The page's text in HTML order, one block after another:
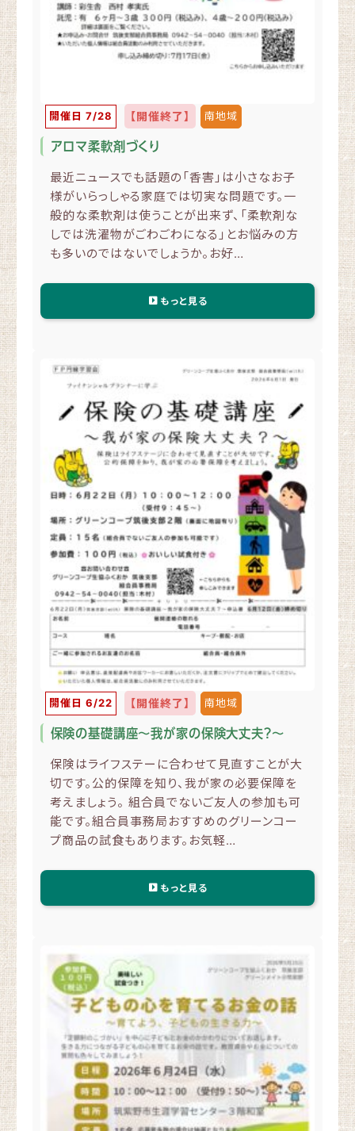
開催日 7/28 【開催終了】 南地域
アロマ柔軟剤づくり
最近ニュースでも話題の「香害」は小さなお子
様がいらっしゃる家庭では切実な問題です。一
般的な柔軟剤は使うことが出来ず、「柔軟剤な
しでは洗濯物がごわごわになる」とお悩みの方
も多いのではないでしょうか。お好…
もっと見る
開催日 6/22 【開催終了】 南地域
保険の基礎講座～我が家の保険大丈夫？～
保険はライフステーに合わせて見直すことが大
切です。公的保障を知り、我が家の必要保障を
考えましょう。 組合員でないご友人の参加も可
能です。組合員事務局おすすめのグリーンコー
プ商品の試食もあります。お気軽…
もっと見る